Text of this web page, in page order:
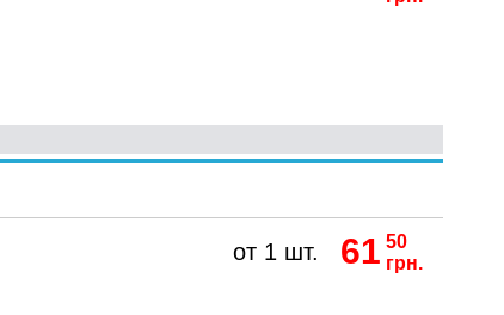
от 1 шт. 61 50
грн.